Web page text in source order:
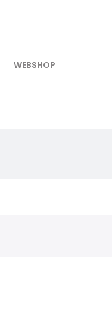
WEBSHOP